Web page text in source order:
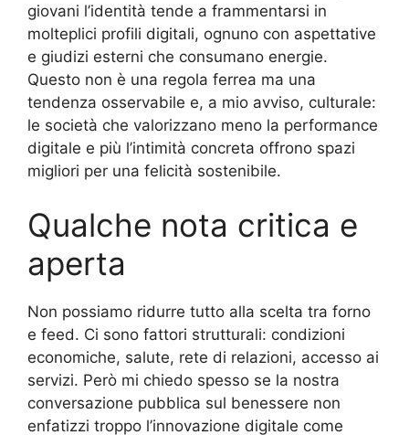
giovani l’identità tende a frammentarsi in
molteplici profili digitali, ognuno con aspettative
e giudizi esterni che consumano energie.
Questo non è una regola ferrea ma una
tendenza osservabile e, a mio avviso, culturale:
le società che valorizzano meno la performance
digitale e più l’intimità concreta offrono spazi
migliori per una felicità sostenibile.
Qualche nota critica e
aperta
Non possiamo ridurre tutto alla scelta tra forno
e feed. Ci sono fattori strutturali: condizioni
economiche, salute, rete di relazioni, accesso ai
servizi. Però mi chiedo spesso se la nostra
conversazione pubblica sul benessere non
enfatizzi troppo l’innovazione digitale come